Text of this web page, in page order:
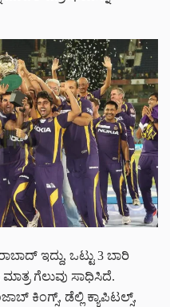
ಇದ್ದು, ಒಟ್ಟು 3 ಬಾರಿ
ಗೆಲುವು ಸಾಧಿಸಿದೆ.
ಕಿಂಗ್ಸ್, ಡೆಲ್ಲಿ ಕ್ಯಾಪಿಟಲ್ಸ್,